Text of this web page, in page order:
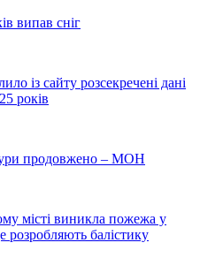
випав сніг
із сайту розсекречені дані
років
продовжено – МОН
місті виникла пожежа у
розробляють балістику